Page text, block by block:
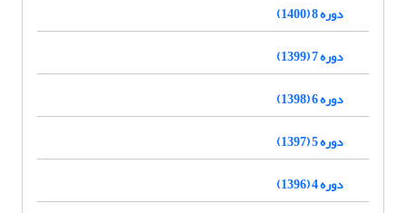
دوره 8 (1400)
دوره 7 (1399)
دوره 6 (1398)
دوره 5 (1397)
دوره 4 (1396)